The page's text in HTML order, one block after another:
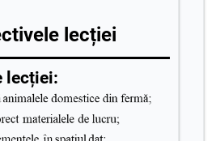
lecției
lecției: